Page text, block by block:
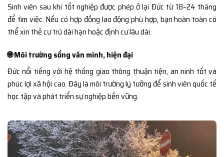
Sinh viên sau khi tốt nghiệp được phép ở lại Đức từ 18–24 tháng
để tìm việc. Nếu có hợp đồng lao động phù hợp, bạn hoàn toàn có
thể xin thẻ cư trú dài hạn hoặc định cư lâu dài.
🌐 Môi trường sống văn minh, hiện đại
Đức nổi tiếng với hệ thống giao thông thuận tiện, an ninh tốt và
phúc lợi xã hội cao. Đây là môi trường lý tưởng để sinh viên quốc tế
học tập và phát triển sự nghiệp bền vững.